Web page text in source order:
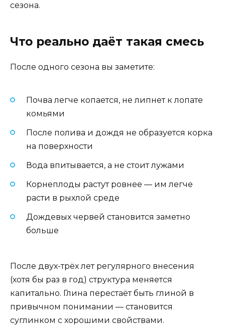
сезона.
Что реально даёт такая смесь
После одного сезона вы заметите:
Почва легче копается, не липнет к лопате
комьями
После полива и дождя не образуется корка
на поверхности
Вода впитывается, а не стоит лужами
Корнеплоды растут ровнее — им легче
расти в рыхлой среде
Дождевых червей становится заметно
больше
После двух-трёх лет регулярного внесения
(хотя бы раз в год) структура меняется
капитально. Глина перестаёт быть глиной в
привычном понимании — становится
суглинком с хорошими свойствами.